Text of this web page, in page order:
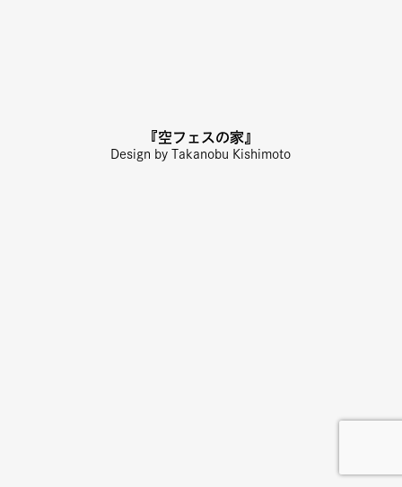
『空フェスの家』
Design by Takanobu Kishimoto